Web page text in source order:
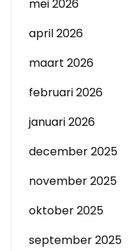
mei 2026
april 2026
maart 2026
februari 2026
januari 2026
december 2025
november 2025
oktober 2025
september 2025